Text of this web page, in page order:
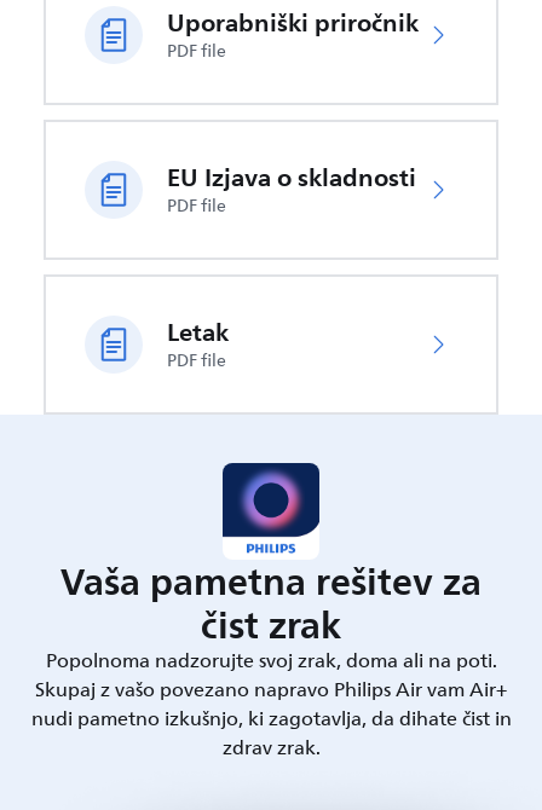
Uporabniški priročnik
PDF file
EU Izjava o skladnosti
PDF file
Letak
PDF file
Vaša pametna rešitev za
čist zrak
Popolnoma nadzorujte svoj zrak, doma ali na poti.
Skupaj z vašo povezano napravo Philips Air vam Air+
nudi pametno izkušnjo, ki zagotavlja, da dihate čist in
zdrav zrak.